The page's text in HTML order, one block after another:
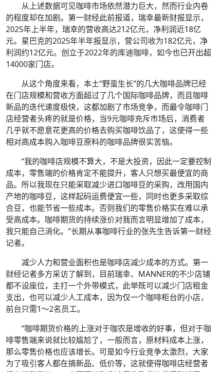
从上述数据可见咖啡市场依然潜力巨大，然而行业内卷
的程度却在加剧。第一财经此前报道，瑞幸最新财报显示，
2025年上半年，瑞幸的营收高达212亿元，净利润近18亿
元。星巴克的2025年半年报显示，营公司收为182亿元，净
利润约12亿元。创立于2022年的库迪咖啡，如今也已开出超
14000家门店。
从这个角度来看，本土“野蛮生长”的几大咖啡品牌已经
在门店规模和营收方面超过了几个国际咖啡品牌，而且咖啡
新品的迭代速度极快，这都加剧了市场竞争，而最令咖啡门
店经营者头疼的就是价格，当9元咖啡充斥市场后，消费者
几乎就不愿意花更高的价格去购买咖啡饮品了，这使得一些
相对高成本购入咖啡豆原料的咖啡品牌很实苦恼。
“我的咖啡店规模不算大，不是大投资，因此一定要控制
成本，零售端的价格肯定不能提升，客人只想买最便宜的商
品。所以我现在只能采取减少进口咖啡豆的采购，改用国内
产地的咖啡豆，这样起码运费便宜一些，同时也更多采取综
合豆，也能节省一些成本。否则我们的零售价格实在难以承
受高成本。咖啡期货的持续涨价对我而言明显增加了成本，
我只能自己消化。”长期从事咖啡行业的张先生告诉第一财经
记者。
减少人力和营业面积也是咖啡店减少成本的方式。第一
财经记者多方采访了解到，目前瑞幸、MANNER的不少店铺
都不设座位，主打一个外带模式，此举既可以减少门店租金
支出，也可以减少人工成本，因为仅一个咖啡柜台的小店，
前台只需1～2名员工。
“咖啡期货价格的上涨对于咖农是增收的好事，但对于咖
啡零售端来说就比较尴尬了，一般而言，原材料成本上涨，
那么零售价格也应该增长。可是如今行业竞争太激烈，大家
为了吸引客人都在搞新品、低价等，这就使得咖啡店经营者